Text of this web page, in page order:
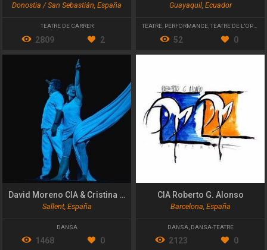
Donostia / San Sebastián, España
TEATRE DE CARRER
2809 2
Guayaquil, Ecuador
TEATRE PERFORMANCE TEATRE DE L'OPRIMIT
52 0
David Moreno CIA & Cristina Calleja
Sallent, España
DANSA
1468 0
CIA Roberto G. Alonso
Barcelona, España
DANSA, DANSA-TEATRE
2123 0